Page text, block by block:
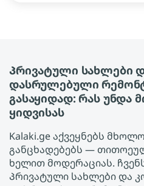
Პრივატული სახლები
დასრულებული
გასაყიდად: რას უნდა
ყიდვისას
Kalaki.ge აქვეყნებს
განცხადებებს —
ხელით მოდერაციას.
Პრივატული სახლები და